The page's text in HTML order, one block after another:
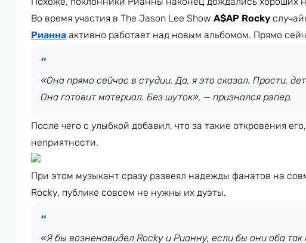
Во время участия в The Jason Lee Show A$AP Rocky
Рианна активно работает над новым альбомом. Прямо
«Она прямо сейчас в студии. Да, я это сказал. Прости,
Она готовит материал. Без шуток», — признался рэпер.
После чего с улыбкой добавил, что за такие откровения
неприятности.
При этом музыкант сразу развеял надежды фанатов на
Rocky, публике совсем не нужны их дуэты.
«Я бы возненавидел Rocky и Рианну, если бы они оба так